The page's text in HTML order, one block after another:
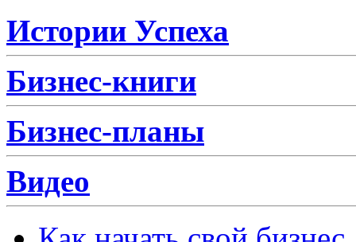
Истории Успеха
Бизнес-книги
Бизнес-планы
Видео